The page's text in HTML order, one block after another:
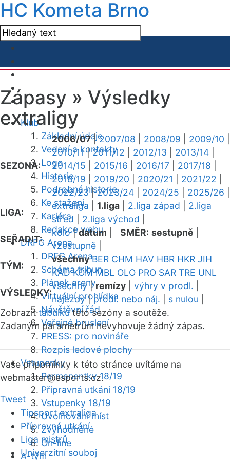
HC Kometa Brno
Klub
Základní údaje
Vedení a kontakty
Logo
Historie
Podrobná historie
Ke stažení
Kariéra
Redakce webu
DRFG Arena
DRFG Arena
Schéma tribun
Plánek areny
Virtuální prohlídka
Návštěvní řád
Veřejné bruslení
PRESS: pro novináře
Rozpis ledové plochy
Vstupenky
Permanentky 18/19
Přípravná utkání 18/19
Vstupenky 18/19
Uvolňování míst
Zvýhodněné
On-line
A-tým
Zápasy » Výsledky
extraligy
SEZONA:
2006/07|2007/08 2008/09 2009/10
2010/11|2011/12 2012/13 2013/14
2014/15
2015/16 2016/17 2017/18
2018/19
2019/20 2020/21 2021/22
2022/23|2023/24 2024/25 2025/26
LIGA:
extraliga 1.liga 2.liga západ
2.liga
střed
2.liga východ
SEŘADIT:
kolo|datum SMĚR: sestupně
vzestupně
TÝM:
všechny BER CHM HAV HBR HKR JIH
KAD KOM MBL OLO PRO SAR TRE UNL
VÝSLEDKY:
všechny|remízy výhry v prodl.
nájezdy|prodl. nebo náj. s nulou
Zobrazittabulkutéto sezóny a soutěže.
Zadaným parametrům nevyhovuje žádný zápas.
Vaše připomínky k této stránce uvítáme na
webmaster@esports.cz.
Tweet
Tipsport extraliga
Přípravná utkání
Liga mistrů
Univerzitní souboj